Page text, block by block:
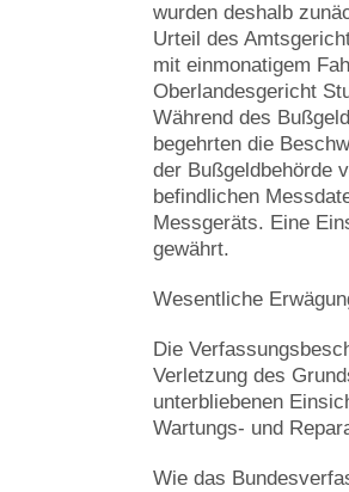
wurden deshalb
Urteil des
mit einmonatigem
Oberlandesgericht
Während des
begehrten die
der Bußgeldbehörde
befindlichen
Messgeräts. Eine
gewährt.
Wesentliche
Die
Verletzung des
unterbliebenen
Wartungs- und
Wie das